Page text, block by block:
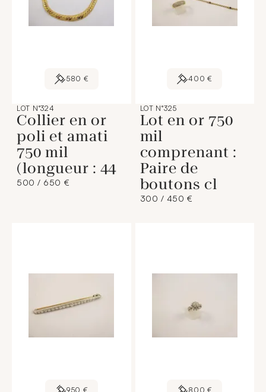
580 €
LOT N°324
Collier en or
poli et amati
750 mil
(longueur : 44
500 / 650 €
400 €
LOT N°325
Lot en or 750
mil
comprenant :
Paire de
boutons cl
300 / 450 €
950 € 800 €